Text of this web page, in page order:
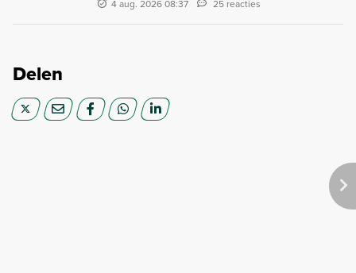
4 aug. 2026 08:37 25 reacties
Delen